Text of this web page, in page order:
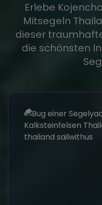
Erlebe
Mitsegeln
dieser
die schönsten